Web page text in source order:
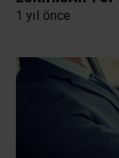
1 yıl önce